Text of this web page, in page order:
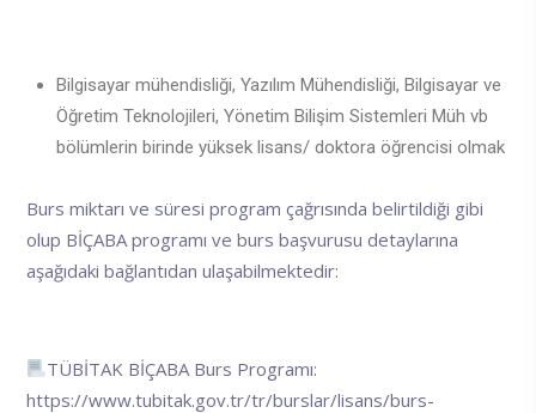
Bilgisayar mühendisliği, Yazılım Mühendisliği, Bilgisayar ve
Öğretim Teknolojileri, Yönetim Bilişim Sistemleri Müh vb
bölümlerin birinde yüksek lisans/ doktora öğrencisi olmak
Burs miktarı ve süresi program çağrısında belirtildiği gibi
olup BİÇABA programı ve burs başvurusu detaylarına
aşağıdaki bağlantıdan ulaşabilmektedir:
TÜBİTAK BİÇABA Burs Programı:
https://www.tubitak.gov.tr/tr/burslar/lisans/burs-